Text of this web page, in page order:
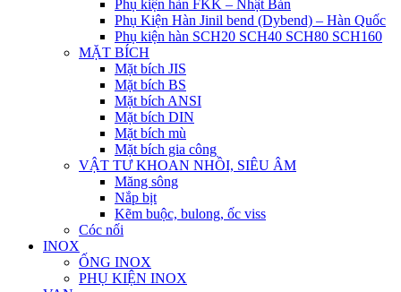
Phụ kiện hàn FKK – Nhật Bản
Phụ Kiện Hàn Jinil bend (Dybend) – Hàn Quốc
Phụ kiện hàn SCH20 SCH40 SCH80 SCH160
MẶT BÍCH
Mặt bích JIS
Mặt bích BS
Mặt bích ANSI
Mặt bích DIN
Mặt bích mù
Mặt bích gia công
VẬT TƯ KHOAN NHỒI, SIÊU ÂM
Măng sông
Nắp bịt
Kẽm buộc, bulong, ốc viss
Cóc nối
INOX
ỐNG INOX
PHỤ KIỆN INOX